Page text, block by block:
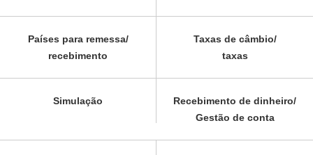
Países para remessa/
recebimento
Taxas de câmbio/
taxas
Simulação
Recebimento de dinheiro/
Gestão de conta